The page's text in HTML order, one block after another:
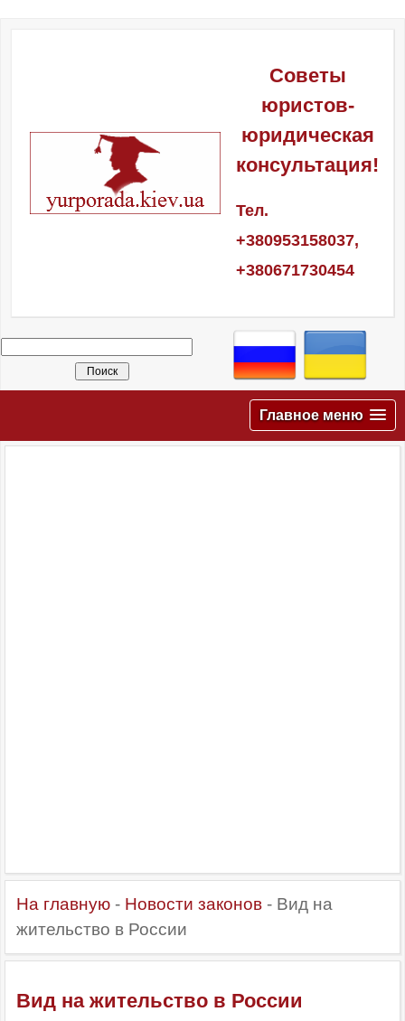
Советы
юристов-
юридическая
консультация!
Тел.
+380953158037,
+380671730454
Главное меню
На главную - Новости законов - Вид на
жительство в России
Вид на жительство в России